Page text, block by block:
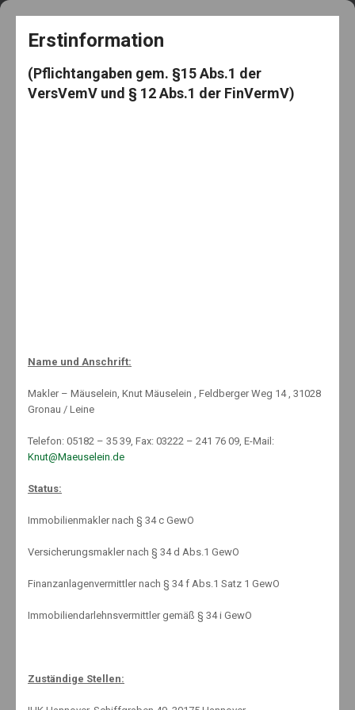
+49 5182 3539 frag@den-knut.de
Makler-Mäuselein
By:Knut Mäuselein
22. April 2017
Categories: Basis-Rente
Nachhaltigkeit, News,priv. Rentenversicherung ,
Rentenversicherung,
in 15 Ländern untersucht. Der Trend geht in Deutschland wie
der Selbstständigen keine Angestellten.
Obwohl das mittlere Einkommen bei 45.000 Dollar liegt, sieht sich nur
Erstinformation
(Pflichtangaben gem. §15 Abs.1 der
VersVemV und § 12 Abs.1 der FinVermV)
Name und Anschrift:
Makler – Mäuselein, Knut Mäuselein , Feldberger Weg 14 , 31028
Gronau / Leine
Telefon: 05182 – 35 39, Fax: 03222 – 241 76 09, E-Mail:
Knut@Maeuselein.de
Status:
Immobilienmakler nach § 34 c GewO
Versicherungsmakler nach § 34 d Abs.1 GewO
Finanzanlagenvermittler nach § 34 f Abs.1 Satz 1 GewO
Immobiliendarlehnsvermittler gemäß § 34 i GewO
Zuständige Stellen: